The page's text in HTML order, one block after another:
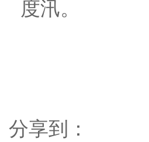
度汛。
分享到：